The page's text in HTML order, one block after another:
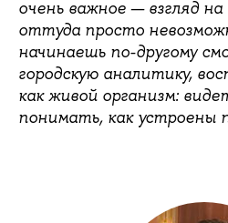
очень важное — взгляд на
оттуда просто
начинаешь по-другому
городскую аналитику,
как живой организм:
понимать, как устроены